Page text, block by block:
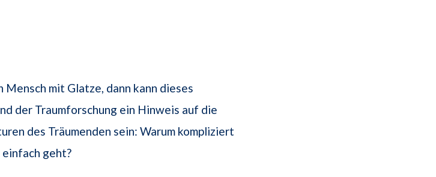
Mensch mit Glatze, dann kann dieses
der Traumforschung ein Hinweis auf die
des Träumenden sein: Warum kompliziert
einfach geht?